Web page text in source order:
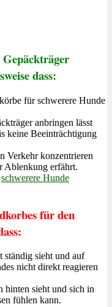
dass:
für schwerere Hunde
anbringen lässt
keine Beeinträchtigung
Verkehr konzentrieren
Ablenkung erfährt.
schwerere Hunde
für den
ständig sieht und auf
nicht direkt reagieren
hinten sieht und sich in
fühlen kann.